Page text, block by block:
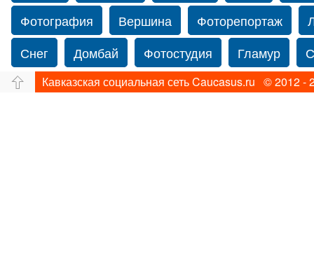
Фотография
Вершина Фоторепортаж
Снег
Домбай Фотостудия Гламур
Путешествие
Перевал Свадьба фото
Кавказская социальная сеть Caucasus.ru © 2012 -